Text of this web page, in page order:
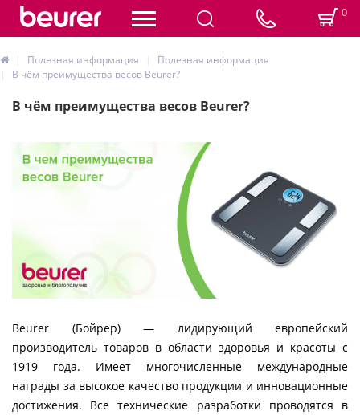
0
Полезная информация
Полезная информация
В чём преимущества весов Beurer?
В чём преимущества весов Beurer?
Beurer (Бойрер) — лидирующий европейский
производитель товаров в области здоровья и красоты с
1919 года. Имеет многочисленные международные
награды за высокое качество продукции и инновационные
достижения. Все технические разработки проводятся в